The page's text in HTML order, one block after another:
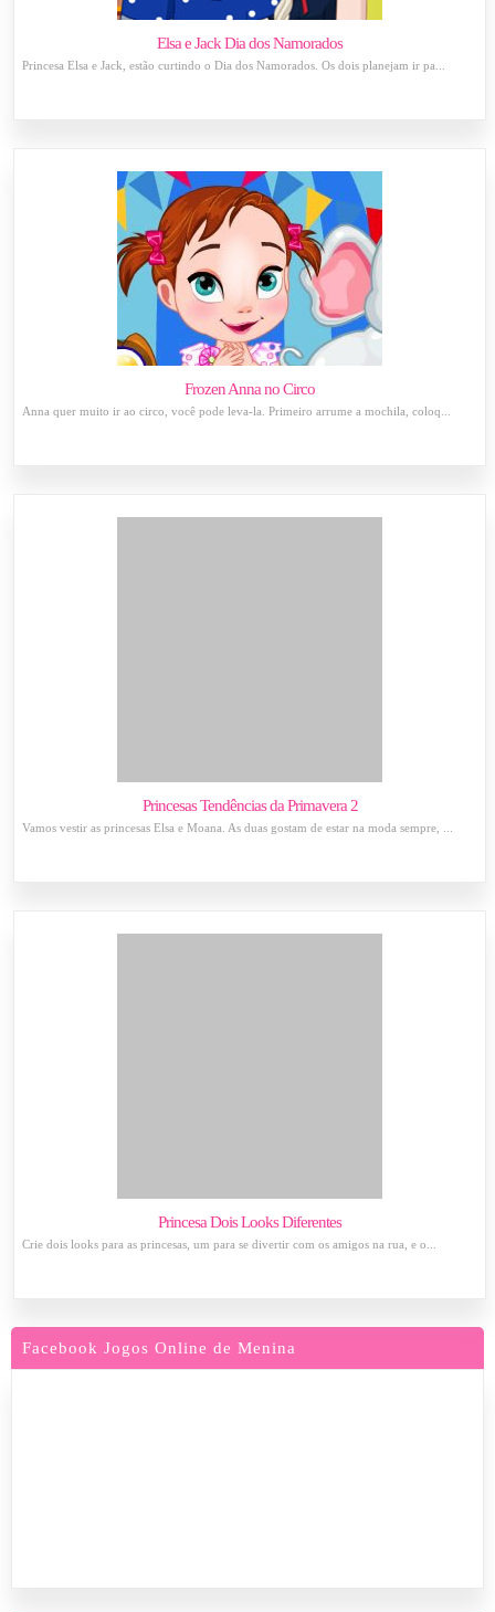
Elsa e Jack Dia dos Namorados
Princesa Elsa e Jack, estão curtindo o Dia dos Namorados. Os dois planejam ir pa...
Frozen Anna no Circo
Anna quer muito ir ao circo, você pode leva-la. Primeiro arrume a mochila, coloq...
Princesas Tendências da Primavera 2
Vamos vestir as princesas Elsa e Moana. As duas gostam de estar na moda sempre, ...
Princesa Dois Looks Diferentes
Crie dois looks para as princesas, um para se divertir com os amigos na rua, e o...
Facebook Jogos Online de Menina